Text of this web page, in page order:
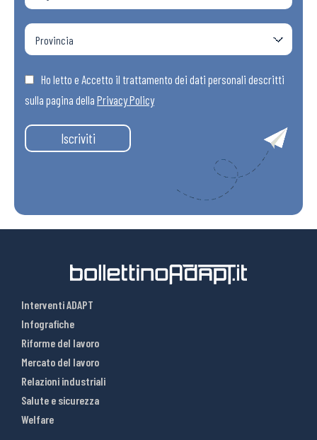
Ho letto e Accetto il trattamento dei dati personali descritti
sulla pagina della Privacy Policy
Iscriviti
Interventi ADAPT
Infografiche
Riforme del lavoro
Mercato del lavoro
Relazioni industriali
Salute e sicurezza
Welfare